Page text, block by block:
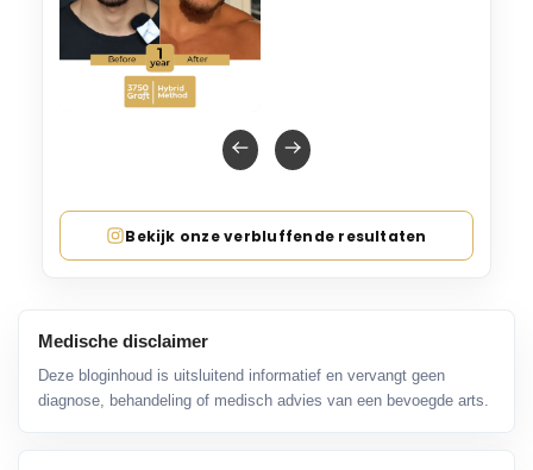
Bekijk onze verbluffende resultaten
Medische disclaimer
Deze bloginhoud is uitsluitend informatief en vervangt geen
diagnose, behandeling of medisch advies van een bevoegde arts.